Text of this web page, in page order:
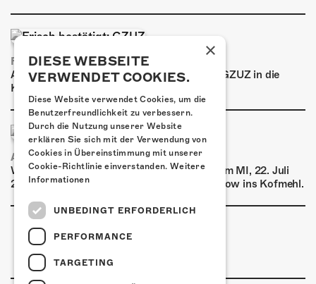
FRISCH BESTÄTIGT: GZUZ
Am Donnerstag, 29. Oktober 2026 kommt GZUZ in die
Kulturfabrik Kofmehl!
AIRBOURNE - SPECIAL SUMMER SHOW
Wow, das ist ein Ding! Airbourne kommen am MI, 22. Juli
2026 für eine exklusive Special Summer Show ins Kofmehl.
×
DIESE WEBSEITE
VERWENDET COOKIES.
Diese Website verwendet Cookies, um die
Benutzerfreundlichkeit zu verbessern.
Durch die Nutzung unserer Website
erklären Sie sich mit der Verwendung von
Cookies in Übereinstimmung mit unserer
Cookie-Richtlinie einverstanden. Weitere
Informationen
UNBEDINGT ERFORDERLICH
PERFORMANCE
TARGETING